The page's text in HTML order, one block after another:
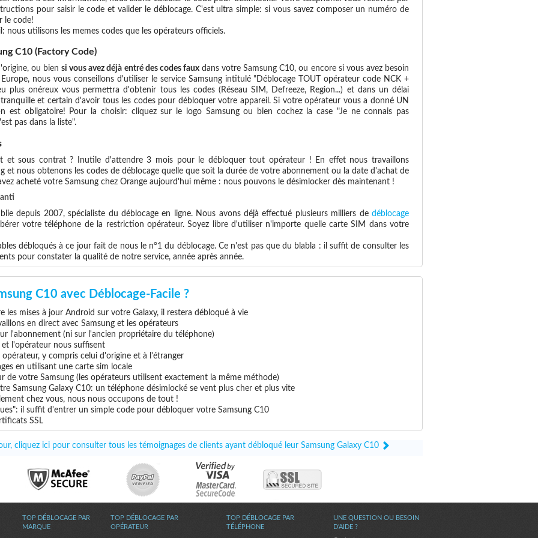
pour saisir le code et valider le déblocage. C'est ultra simple: si vous savez composer un numéro de
le code!
nous utilisons les memes codes que les opérateurs officiels.
C10 (Factory Code)
ou biensi vous avez déjà entré des codes fauxdans votre Samsung C10, ou encore si vous avez besoin
nous vous conseillons d'utiliser le service Samsung intitulé "Déblocage TOUT opérateur code NCK +
plus onéreux vous permettra d'obtenir tous les codes (Réseau SIM, Defreeze, Region...) et dans un délai
et certain d'avoir tous les codes pour débloquer votre appareil. Si votre opérateur vous a donné UN
est obligatoire! Pour la choisir: cliquez sur le logo Samsung ou bien cochez la case "Je ne connais pas
pas dans la liste".
et sous contrat ? Inutile d'attendre 3 mois pour le débloquer tout opérateur ! En effet nous travaillons
et nous obtenons les codes de déblocage quelle que soit la durée de votre abonnement ou la date d'achat de
acheté votre Samsung chez Orange aujourd'hui même : nous pouvons le désimlocker dès maintenant !
depuis 2007, spécialiste du déblocage en ligne. Nous avons déjà effectué plusieurs milliers de déblocage
votre téléphone de la restriction opérateur. Soyez libre d'utiliser n'importe quelle carte SIM dans votre
débloqués à ce jour fait de nous le n°1 du déblocage. Ce n'est pas que du blabla : il suffit de consulter les
pour constater la qualité de notre service, année après année.
C10 avec Déblocage-Facile ?
mises à jour Android sur votre Galaxy, il restera débloqué à vie
en direct avec Samsung et les opérateurs
l'abonnement (ni sur l'ancien propriétaire du téléphone)
et l'opérateur nous suffisent
y compris celui d'origine et à l'étranger
en utilisant une carte sim locale
de votre Samsung (les opérateurs utilisent exactement la même méthode)
Samsung Galaxy C10: un téléphone désimlocké se vent plus cher et plus vite
chez vous, nous nous occupons de tout !
il suffit d'entrer un simple code pour débloquer votre Samsung C10
SSL
cliquez ici pour consulter tous les témoignages de clients ayant débloqué leur Samsung Galaxy C10
UNE QUESTION OU BESOIN
D'AIDE ?
TOP DÉBLOCAGE PAR
MARQUE
TOP DÉBLOCAGE PAR
OPÉRATEUR
TOP DÉBLOCAGE PAR
TÉLÉPHONE